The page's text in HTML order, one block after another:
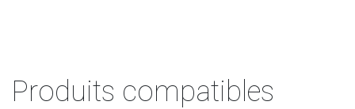
Produits compatibles